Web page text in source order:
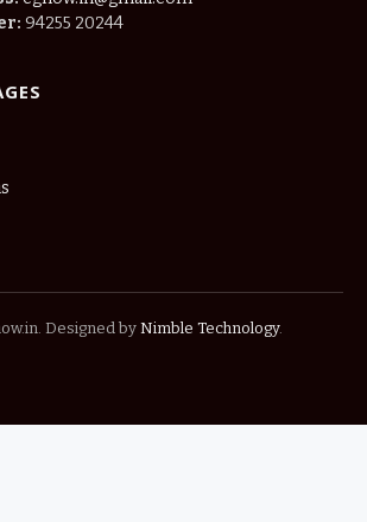
94255 20244
Designed by Nimble Technology.